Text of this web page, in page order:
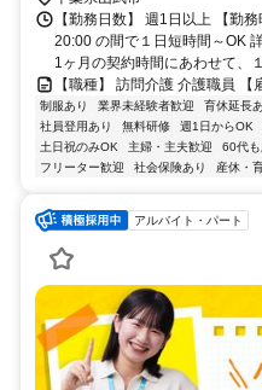
【勤務日数】 週1日以上 【勤
20:00 の間で１日短時間～OK
1ヶ月の契約時間にあわせて、
【職種】 訪問介護 介護職員
制服あり 業界未経験者歓迎 育休延長
社員登用あり
無料研修 週1日からOK
土日祝のみOK
主婦・主夫歓迎 60代
フリーター歓迎
社会保険あり 産休・
アルバイト・パート